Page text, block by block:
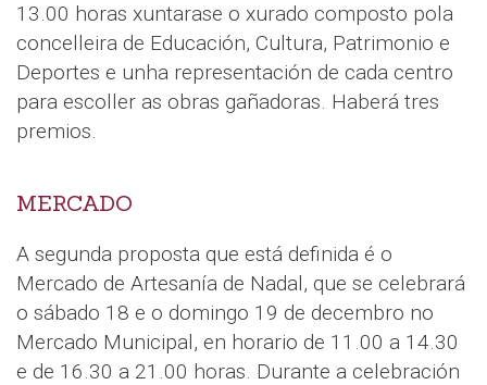
13.00 horas xuntarase o xurado composto pola
concelleira de Educación, Cultura, Patrimonio e
Deportes e unha representación de cada centro
para escoller as obras gañadoras. Haberá tres
premios.
MERCADO
A segunda proposta que está definida é o
Mercado de Artesanía de Nadal, que se celebrará
o sábado 18 e o domingo 19 de decembro no
Mercado Municipal, en horario de 11.00 a 14.30
e de 16.30 a 21.00 horas. Durante a celebración